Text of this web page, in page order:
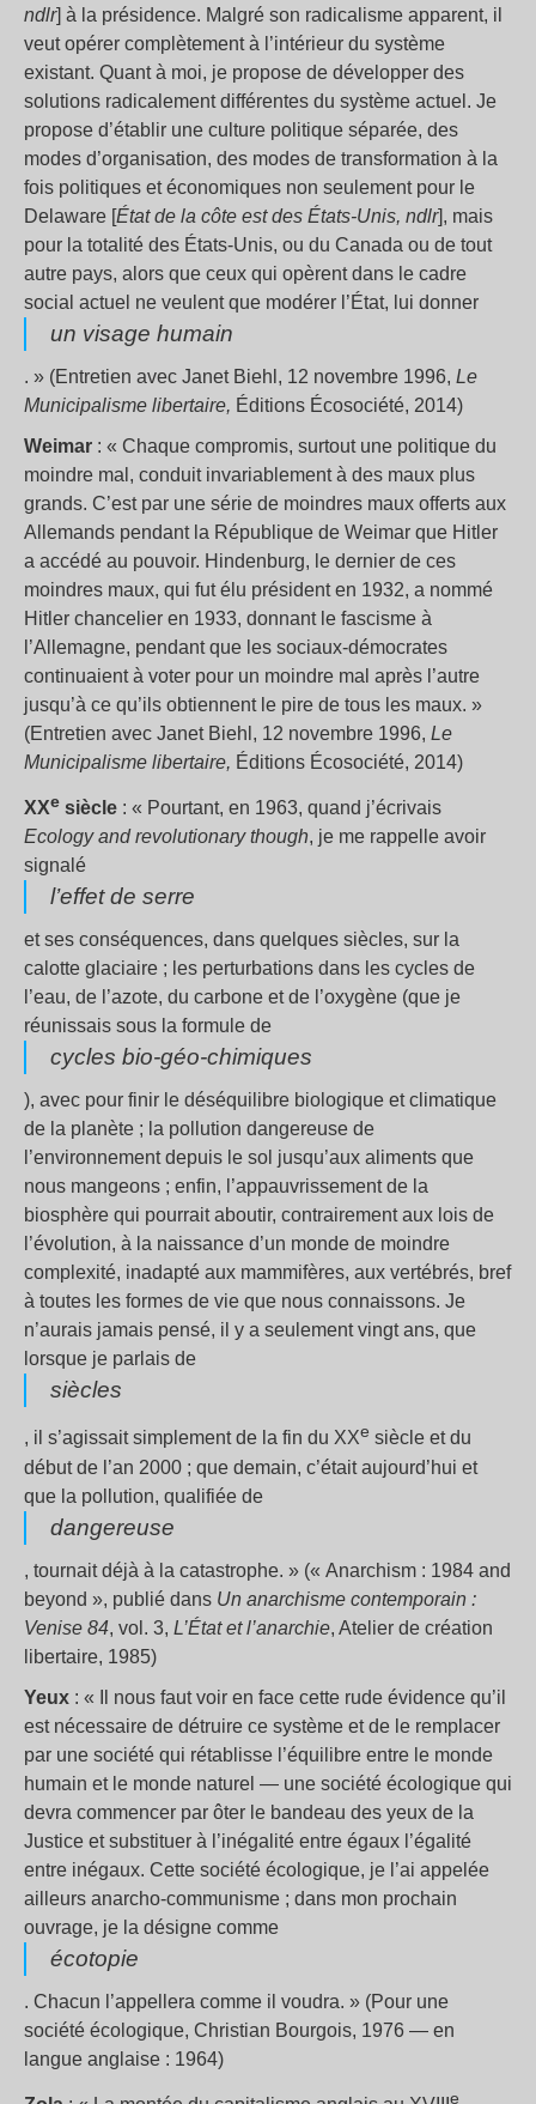
ndlr] à la présidence. Malgré son radicalisme apparent, il
veut opérer complètement à l’intérieur du système
existant. Quant à moi, je propose de développer des
solutions radicalement différentes du système actuel. Je
propose d’établir une culture politique séparée, des
modes d’organisation, des modes de transformation à la
fois politiques et économiques non seulement pour le
Delaware [État de la côte est des États-Unis, ndlr], mais
pour la totalité des États-Unis, ou du Canada ou de tout
autre pays, alors que ceux qui opèrent dans le cadre
social actuel ne veulent que modérer l’État, lui donner
un visage humain
. » (Entretien avec Janet Biehl, 12 novembre 1996, Le
Municipalisme libertaire, Éditions Écosociété, 2014)
Weimar : « Chaque compromis, surtout une politique du
moindre mal, conduit invariablement à des maux plus
grands. C’est par une série de moindres maux offerts aux
Allemands pendant la République de Weimar que Hitler
a accédé au pouvoir. Hindenburg, le dernier de ces
moindres maux, qui fut élu président en 1932, a nommé
Hitler chancelier en 1933, donnant le fascisme à
l’Allemagne, pendant que les sociaux-démocrates
continuaient à voter pour un moindre mal après l’autre
jusqu’à ce qu’ils obtiennent le pire de tous les maux. »
(Entretien avec Janet Biehl, 12 novembre 1996, Le
Municipalisme libertaire, Éditions Écosociété, 2014)
XXe siècle : « Pourtant, en 1963, quand j’écrivais
Ecology and revolutionary though, je me rappelle avoir
signalé
l’effet de serre
et ses conséquences, dans quelques siècles, sur la
calotte glaciaire ; les perturbations dans les cycles de
l’eau, de l’azote, du carbone et de l’oxygène (que je
réunissais sous la formule de
cycles bio-géo-chimiques
), avec pour finir le déséquilibre biologique et climatique
de la planète ; la pollution dangereuse de
l’environnement depuis le sol jusqu’aux aliments que
nous mangeons ; enfin, l’appauvrissement de la
biosphère qui pourrait aboutir, contrairement aux lois de
l’évolution, à la naissance d’un monde de moindre
complexité, inadapté aux mammifères, aux vertébrés, bref
à toutes les formes de vie que nous connaissons. Je
n’aurais jamais pensé, il y a seulement vingt ans, que
lorsque je parlais de
siècles
, il s’agissait simplement de la fin du XXe siècle et du
début de l’an 2000 ; que demain, c’était aujourd’hui et
que la pollution, qualifiée de
dangereuse
, tournait déjà à la catastrophe. » (« Anarchism : 1984 and
beyond », publié dans Un anarchisme contemporain :
Venise 84, vol. 3, L’État et l’anarchie, Atelier de création
libertaire, 1985)
Yeux : « Il nous faut voir en face cette rude évidence qu’il
est nécessaire de détruire ce système et de le remplacer
par une société qui rétablisse l’équilibre entre le monde
humain et le monde naturel — une société écologique qui
devra commencer par ôter le bandeau des yeux de la
Justice et substituer à l’inégalité entre égaux l’égalité
entre inégaux. Cette société écologique, je l’ai appelée
ailleurs anarcho-communisme ; dans mon prochain
ouvrage, je la désigne comme
écotopie
. Chacun l’appellera comme il voudra. » (Pour une
société écologique, Christian Bourgois, 1976 — en
langue anglaise : 1964)
e